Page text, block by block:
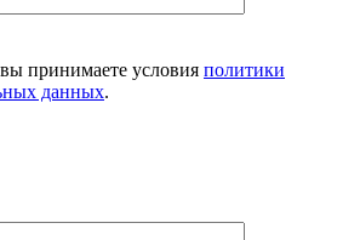
принимаете условия политики
данных.